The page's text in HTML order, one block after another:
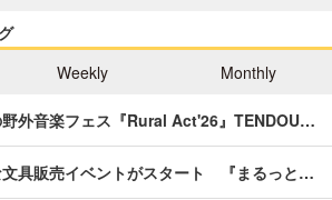
Weekly Monthly
外音楽フェス『Rural Act'26』TENDOU…
文具販売イベントがスタート 『まるっと…